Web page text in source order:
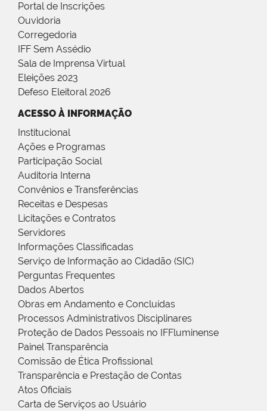
Portal de Inscrições
Ouvidoria
Corregedoria
IFF Sem Assédio
Sala de Imprensa Virtual
Eleições 2023
Defeso Eleitoral 2026
ACESSO À INFORMAÇÃO
Institucional
Ações e Programas
Participação Social
Auditoria Interna
Convênios e Transferências
Receitas e Despesas
Licitações e Contratos
Servidores
Informações Classificadas
Serviço de Informação ao Cidadão (SIC)
Perguntas Frequentes
Dados Abertos
Obras em Andamento e Concluídas
Processos Administrativos Disciplinares
Proteção de Dados Pessoais no IFFluminense
Painel Transparência
Comissão de Ética Profissional
Transparência e Prestação de Contas
Atos Oficiais
Carta de Serviços ao Usuário